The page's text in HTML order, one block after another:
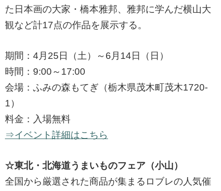
た日本画の大家・橋本雅邦、雅邦に学んだ横山大
観など計17点の作品を展示する。
期間：4月25日（土）～6月14日（日）
時間：9:00～17:00
会場：ふみの森もてぎ（栃木県茂木町茂木1720-
1）
料金：入場無料
⇒イベント詳細はこちら
☆東北・北海道うまいものフェア（小山）
全国から厳選された商品が集まるロブレの人気催